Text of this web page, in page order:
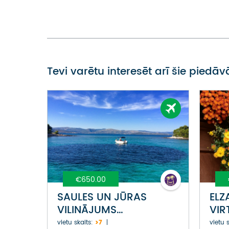
Tevi varētu interesēt arī šie
€650.00
SAULES UN JŪRAS
VILINĀJUMS
HORVĀTIJAS SIRDĪ –
vietu skaits: >7
vietu